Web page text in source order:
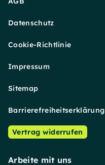
Datenschutz
Cookie-Richtlinie
Impressum
Sitemap
Barrierefreiheitserklärung
Vertrag widerrufen
Arbeite mit uns